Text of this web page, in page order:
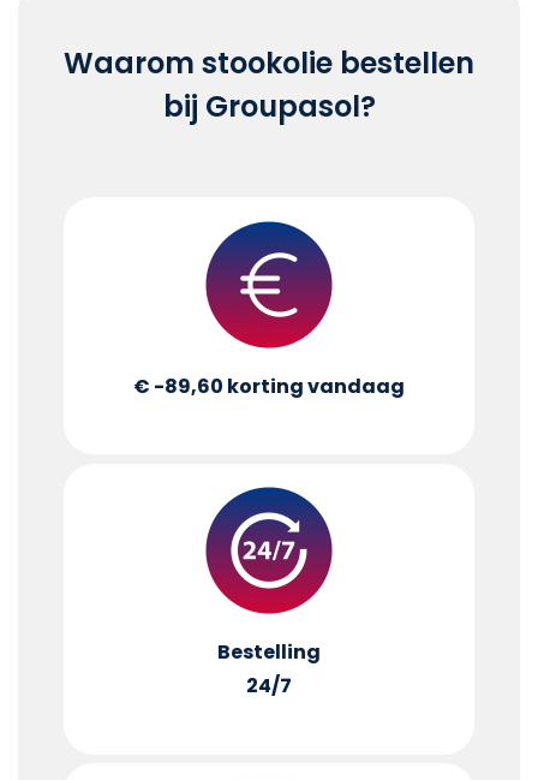
Waarom stookolie bestellen
bij Groupasol?
€ -89,60 korting vandaag
Bestelling
24/7